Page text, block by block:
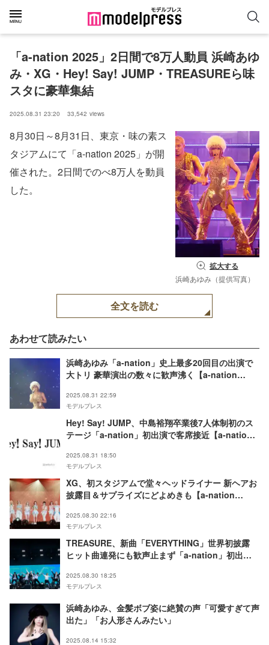
「a-nation 2025」2日間で8万人動員 浜崎あゆ
み・XG・Hey! Say! JUMP・TREASUREら味
スタに豪華集結
2025.08.31 23:20 33,542 views
拡大する
浜崎あゆみ（提供写真）
8月30日～8⽉31⽇、東京・味の素ス
タジアムにて「a-nation 2025」が開
催された。2日間でのべ8万人を動員
した。
全文を読む
あわせて読みたい
浜崎あゆみ「a-nation」史上最多20回目の出演で
大トリ 豪華演出の数々に歓声沸く【a-nation
2025.08.31 22:59
モデルプレス
Hey! Say! JUMP、中島裕翔卒業後7人体制初のス
テージ「a-nation」初出演で客席接近【a-nation
2025.08.31 18:50
モデルプレス
XG、初スタジアムで堂々ヘッドライナー 新ヘアお
披露目＆サプライズにどよめきも【a-nation
2025.08.30 22:16
モデルプレス
TREASURE、新曲「EVERYTHING」世界初披露
ヒット曲連発にも歓声止まず「a-nation」初出演
2025.08.30 18:25
モデルプレス
浜崎あゆみ、金髪ボブ姿に絶賛の声「可愛すぎて声
出た」「お人形さんみたい」
2025.08.14 15:32